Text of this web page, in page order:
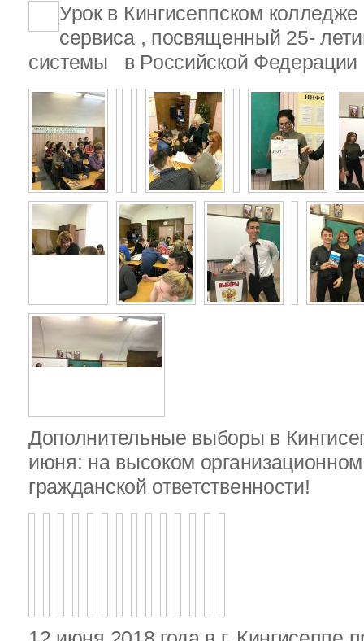
Урок в Кингисеппском колледже
сервиса , посвященный 25-
системы в Российской Федерации
Дополнительные выборы в
июня: на высоком
гражданской ответственности!